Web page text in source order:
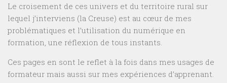
Le croisement de ces univers et du territoire rural sur
lequel j’interviens (la Creuse) est au cœur de mes
problématiques et l’utilisation du numérique en
formation, une réflexion de tous instants.
Ces pages en sont le reflet à la fois dans mes usages de
formateur mais aussi sur mes expériences d’apprenant.